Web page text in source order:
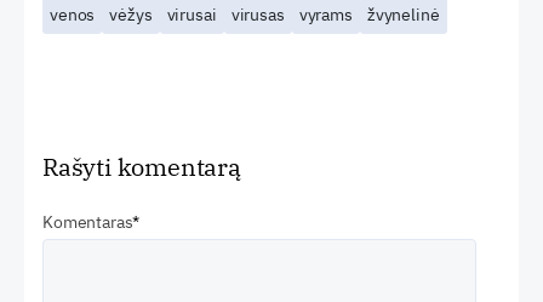
venos
vėžys virusai virusas vyrams žvynelinė
Rašyti komentarą
Komentaras